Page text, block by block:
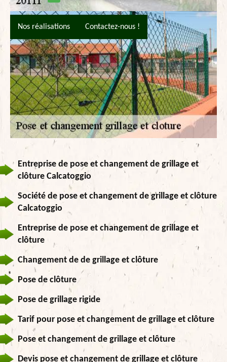
Nos réalisations Contactez-nous !
Entreprise de pose et changement de grillage et
clôture Calcatoggio
Société de pose et changement de grillage et clôture
Calcatoggio
Entreprise de pose et changement de grillage et
clôture
Changement de de grillage et clôture
Pose de clôture
Pose de grillage rigide
Tarif pour pose et changement de grillage et clôture
Pose et changement de grillage et clôture
Devis pose et changement de grillage et clôture